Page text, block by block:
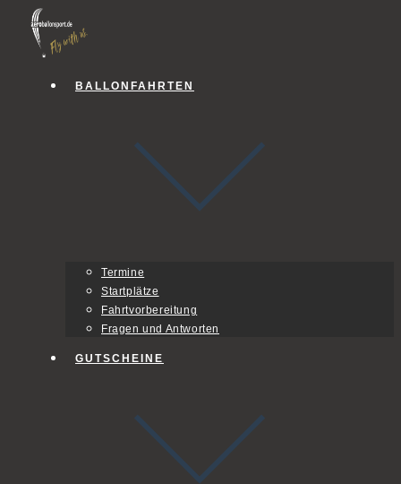
BALLONFAHRTEN
Termine
Startplätze
Fahrtvorbereitung
Fragen und Antworten
GUTSCHEINE